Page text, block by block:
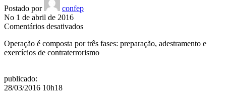
Postado por
confep
No 1 de abril de 2016
Comentários desativadosem
do
Brasil
Operação é composta por três fases: preparação, adestramento e
exercícios de contraterrorismo
publicado:
28/03/2016 10h18